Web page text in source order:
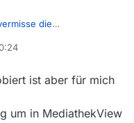
die
der Dateien nicht
MV Addon an oder
ist aber für mich
um in MediathekView